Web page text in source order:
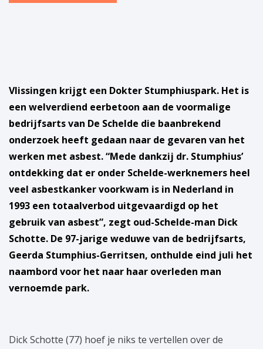
Vlissingen krijgt een Dokter Stumphiuspark. Het is
een welverdiend eerbetoon aan de voormalige
bedrijfsarts van De Schelde die baanbrekend
onderzoek heeft gedaan naar de gevaren van het
werken met asbest. “Mede dankzij dr. Stumphius’
ontdekking dat er onder Schelde-werknemers heel
veel asbestkanker voorkwam is in Nederland in
1993 een totaalverbod uitgevaardigd op het
gebruik van asbest”, zegt oud-Schelde-man Dick
Schotte. De 97-jarige weduwe van de bedrijfsarts,
Geerda Stumphius-Gerritsen, onthulde eind juli het
naambord voor het naar haar overleden man
vernoemde park.
Dick Schotte (77) hoef je niks te vertellen over de